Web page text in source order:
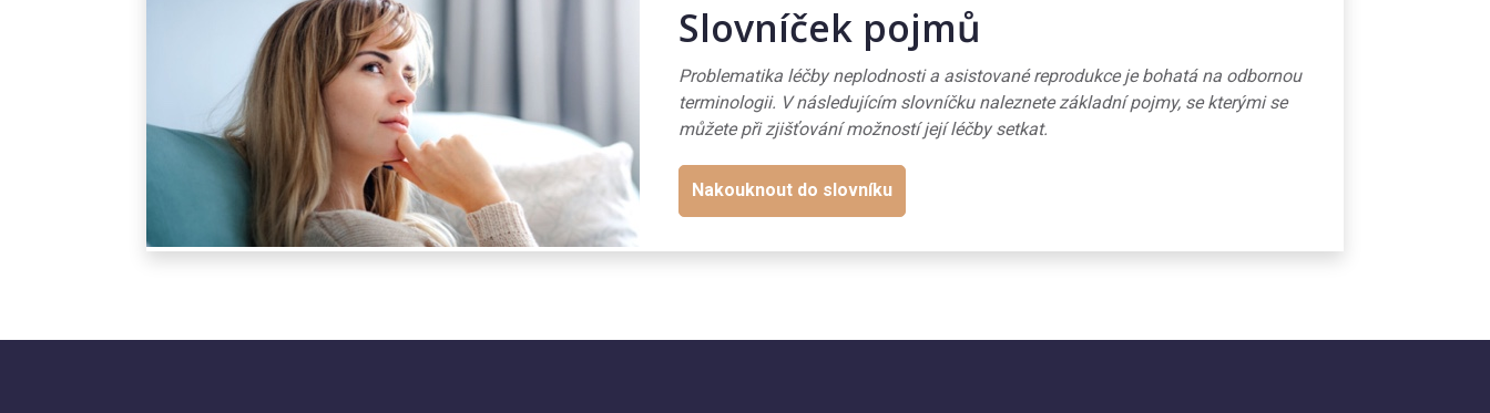
Slovníček pojmů
Problematika léčby neplodnosti a asistované reprodukce je bohatá na odbornou
terminologii. V následujícím slovníčku naleznete základní pojmy, se kterými se
můžete při zjišťování možností její léčby setkat.
Nakouknout do slovníku